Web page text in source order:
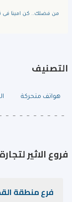
من فضلك.. كن امينا فى
التصنيف
هواتف متحركة
فروع الاثير
فرع منطقة القصيص